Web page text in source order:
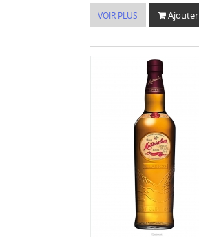
VOIR PLUS Ajouter